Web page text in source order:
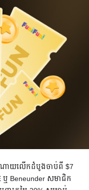
ណាយ​លើក​ដំបូង​ចាប់ពី $7
ឬ Beneunder សមាជិក​